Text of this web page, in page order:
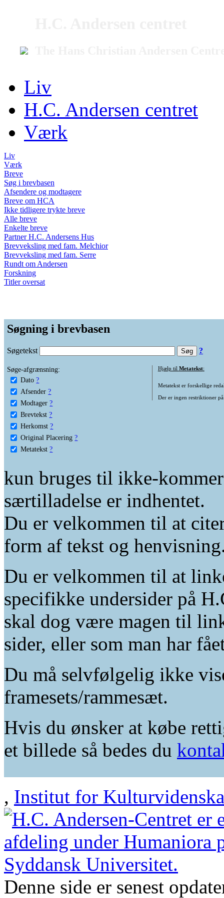
Liv
H.C. Andersen centret
Værk
Liv
Værk
Breve
Søg i brevbasen
Afsendere og modtagere
Breve om HCA
Ikke tidligere trykte breve
Alle breve
Enkelte breve
Partner H.C. Andersens Hus
Brevveksling med fam. Melchior
Brevveksling med fam. Serre
Rundt om Andersen
Forskning
Titler oversat
Søgning i brevbasen
Søgetekst ?
Søge-afgrænsning:
Dato ?
Afsender ?
Modtager ?
Brevtekst ?
Herkomst ?
Original Placering ?
Metatekst ?
Hjælp til Metatekst:
Metatekst er forskellige
Der er ingen restriktioner
kun bruges til ikke-
særtilladelse er indhentet.
Du er velkommen til at
form af tekst og
Du er velkommen til at
specifikke undersider på
skal dog være magen til
sider, eller som man har
Du må selvfølgelig ikke
framesets/rammesæt.
Hvis du ønsker at købe
et billede så bedes du
, Institut for
Denne side er senest